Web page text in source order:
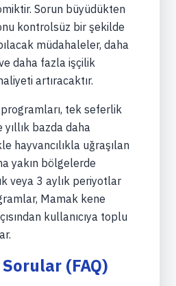
Sorun büyüdükten
kontrolsüz bir şekilde
müdahaleler, daha
daha fazla işçilik
artıracaktır.
tek seferlik
bazda daha
hayvancılıkla uğraşılan
yakın bölgelerde
veya 3 aylık periyotlar
Mamak kene
kullanıcıya toplu
(FAQ)